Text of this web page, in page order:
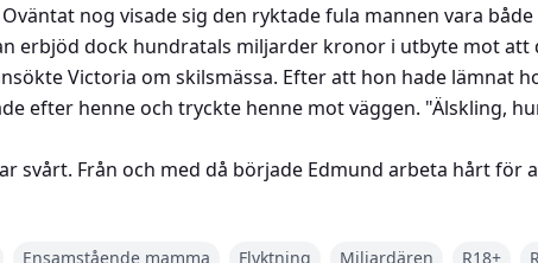
nog visade sig den ryktade fula mannen vara
erbjöd dock hundratals miljarder kronor i utbyte mot att
Victoria om skilsmässa. Efter att hon hade lämnat
efter henne och tryckte henne mot väggen. "Älskling,
svårt. Från och med då började Edmund arbeta hårt för
Ensamstående mamma Flyktning Miljardären R18+